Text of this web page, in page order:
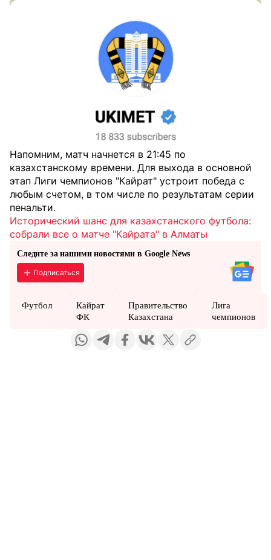
Напомним, матч начнется в 21:45 по
казахстанскому времени. Для выхода в основной
этап Лиги чемпионов "Кайрат" устроит победа с
любым счетом, в том числе по результатам серии
пенальти.
Исторический шанс для казахстанского футбола:
собрали все о матче "Кайрата" в Алматы
Следите за нашими новостями в Google News
Подписаться
Футбол
Кайрат
ФК
Правительство
Казахстана
Лига
чемпионов